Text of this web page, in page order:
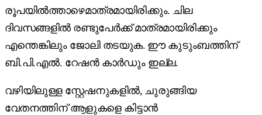
രൂപയിൽത്താഴെമാത്രമായിരിക്കും. ചില
ദിവസങ്ങളിൽ രണ്ടുപേർക്ക് മാത്രമായിരിക്കും
എന്തെങ്കിലും ജോലി തടയുക. ഈ കുടുംബത്തിന്
ബി.പി.എൽ. റേഷൻ കാർഡും ഇല്ല.
വഴിയിലുള്ള സ്റ്റേഷനുകളിൽ, ചുരുങ്ങിയ
വേതനത്തിന് ആളുകളെ കിട്ടാൻ